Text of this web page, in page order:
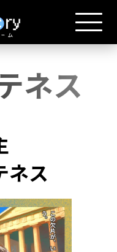
ネス
ネス